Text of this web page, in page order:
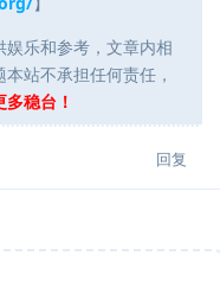
乐和参考，文章内相
站不承担任何责任，
稳台！
回复